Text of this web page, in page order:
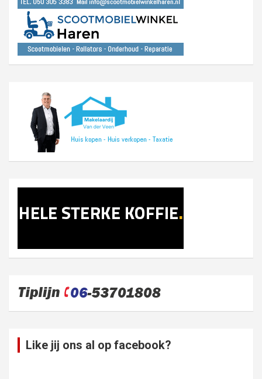
Like jij ons al op facebook?